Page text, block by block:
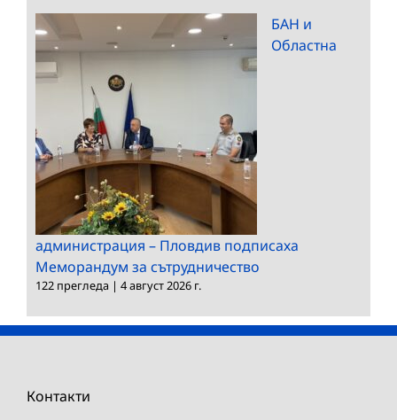
БАН и
Областна
администрация – Пловдив подписаха
Меморандум за сътрудничество
122 прегледа | 4 август 2026 г.
Контакти